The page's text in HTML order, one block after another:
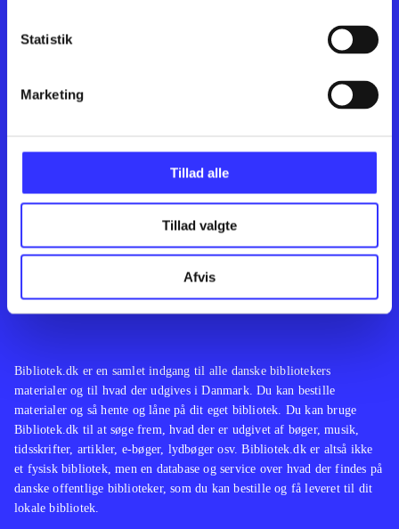
Statistik
Marketing
Tillad alle
Tillad valgte
Afvis Feedback
Bibliotek.dk er en samlet indgang til alle danske bibliotekers
materialer og til hvad der udgives i Danmark. Du kan bestille
materialer og så hente og låne på dit eget bibliotek. Du kan bruge
Bibliotek.dk til at søge frem, hvad der er udgivet af bøger, musik,
tidsskrifter, artikler, e-bøger, lydbøger osv. Bibliotek.dk er altså ikke
et fysisk bibliotek, men en database og service over hvad der findes på
danske offentlige biblioteker, som du kan bestille og få leveret til dit
lokale bibliotek.
Kontakt os
English
Artikler
Film
Musik
Noder